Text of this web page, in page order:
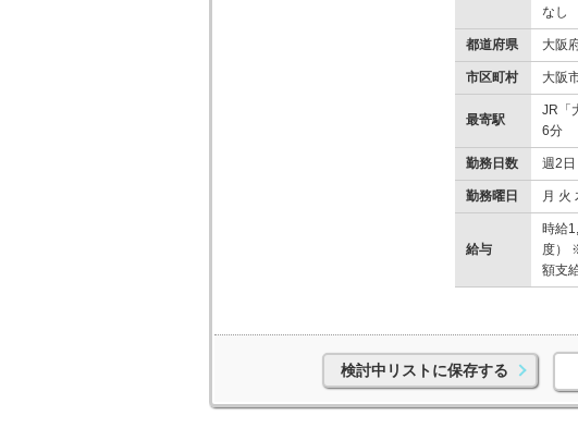
なし
都道府県 大阪
市区町村 大阪
最寄駅
JR「
6分
勤務日数 週2日
勤務曜日 月 火
給与
時給
度）
額支
検討中リストに保存する